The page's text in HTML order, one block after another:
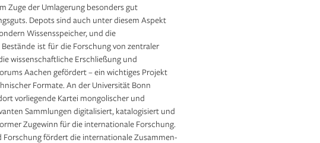
Zuge der Umlagerung besonders gut
Depots sind auch unter diesem Aspekt
Wissensspeicher, und die
ist für die Forschung von zentraler
wissenschaftliche Erschließung und
Aachen gefördert – ein wichtiges Projekt
Formate. An der Universität Bonn
vorliegende Kartei mongolischer und
Sammlungen digitalisiert, katalogisiert und
Zugewinn für die internationale Forschung.
Forschung fördert die internationale Zusammen­